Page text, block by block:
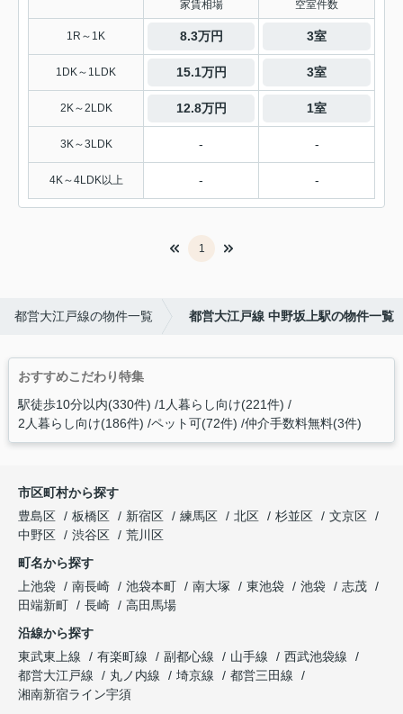
家賃相場 空室件数
1R～1K 8.3万円 3室
1DK～1LDK 15.1万円 3室
2K～2LDK 12.8万円 1室
3K～3LDK - -
4K～4LDK以上 - -
1
都営大江戸線の物件一覧 都営大江戸線 中野坂上駅の物件一覧
おすすめこだわり特集
駅徒歩10分以内(330件) 1人暮らし向け(221件)
2人暮らし向け(186件) ペット可(72件) 仲介手数料無料(3件)
市区町村から探す
豊島区
板橋区 新宿区 練馬区 北区 杉並区
文京区
中野区
渋谷区
荒川区
町名から探す
上池袋
南長崎 池袋本町 南大塚 東池袋 池袋
志茂
田端新町
長崎
高田馬場
沿線から探す
東武東上線
有楽町線 副都心線 山手線
西武池袋線
都営大江戸線
丸ノ内線 埼京線
都営三田線
湘南新宿ライン宇須